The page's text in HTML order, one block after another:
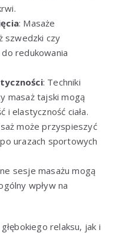
: Masaże
szwedzki czy
redukowania
: Techniki
masaż tajski mogą
i elastyczność ciała.
może przyspieszyć
urazach sportowych
sesje masażu mogą
wpływ na
relaksu, jak i